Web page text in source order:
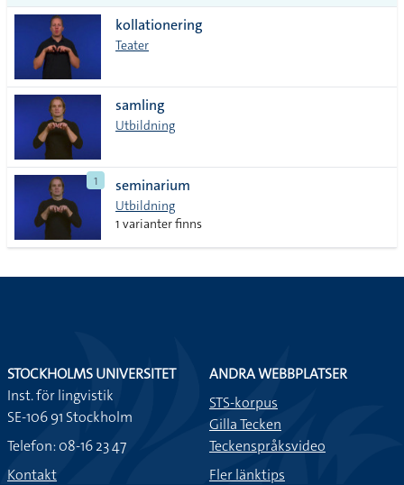
alla i
lista
kollationering
Teater
samling
Utbildning
1 seminarium
Utbildning
1 varianter finns
STOCKHOLMS UNIVERSITET
Inst. för lingvistik
SE-106 91 Stockholm
Telefon: 08-16 23 47
Kontakt
ANDRA WEBBPLATSER
STS-korpus
Gilla Tecken
Teckenspråksvideo
Fler länktips